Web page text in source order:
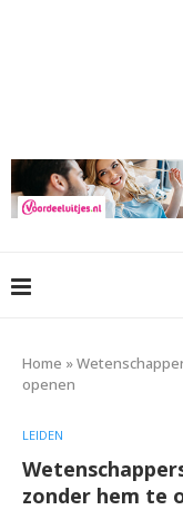
Home »
openen
LEIDEN
zonder hem te